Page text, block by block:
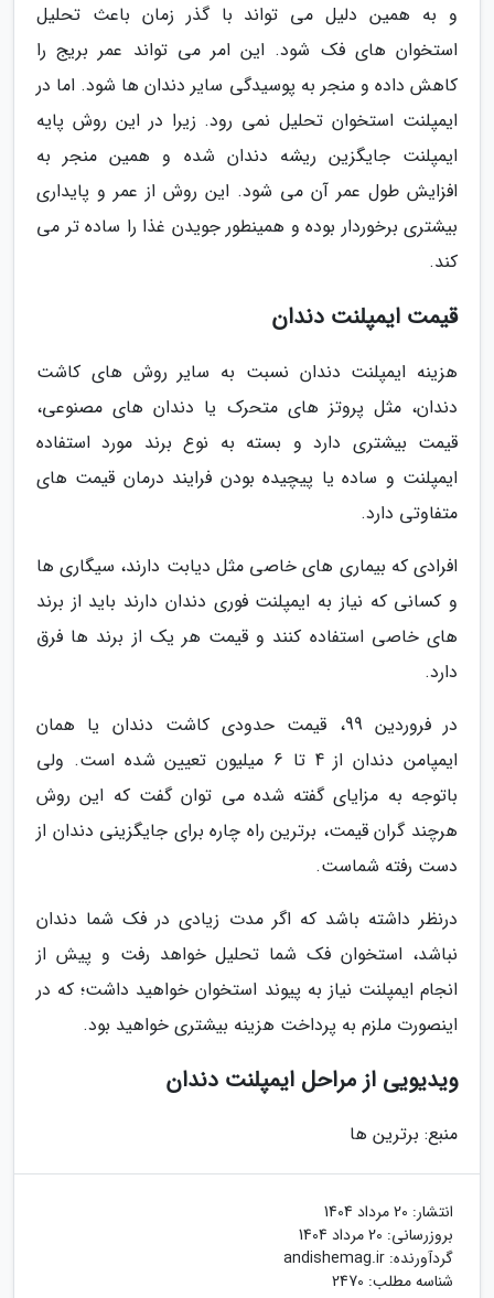
و به همین دلیل می تواند با گذر زمان باعث تحلیل
استخوان های فک شود. این امر می تواند عمر بریج را
کاهش داده و منجر به پوسیدگی سایر دندان ها شود. اما در
ایمپلنت استخوان تحلیل نمی رود. زیرا در این روش پایه
ایمپلنت جایگزین ریشه دندان شده و همین منجر به
افزایش طول عمر آن می شود. این روش از عمر و پایداری
بیشتری برخوردار بوده و همینطور جویدن غذا را ساده تر می
کند.
قیمت ایمپلنت دندان
هزینه ایمپلنت دندان نسبت به سایر روش های کاشت
دندان، مثل پروتز های متحرک یا دندان های مصنوعی،
قیمت بیشتری دارد و بسته به نوع برند مورد استفاده
ایمپلنت و ساده یا پیچیده بودن فرایند درمان قیمت های
متفاوتی دارد.
افرادی که بیماری های خاصی مثل دیابت دارند، سیگاری ها
و کسانی که نیاز به ایمپلنت فوری دندان دارند باید از برند
های خاصی استفاده کنند و قیمت هر یک از برند ها فرق
دارد.
در فروردین 99، قیمت حدودی کاشت دندان یا همان
ایمپامن دندان از 4 تا 6 میلیون تعیین شده است. ولی
باتوجه به مزایای گفته شده می توان گفت که این روش
هرچند گران قیمت، برترین راه چاره برای جایگزینی دندان از
دست رفته شماست.
درنظر داشته باشد که اگر مدت زیادی در فک شما دندان
نباشد، استخوان فک شما تحلیل خواهد رفت و پیش از
انجام ایمپلنت نیاز به پیوند استخوان خواهید داشت؛ که در
اینصورت ملزم به پرداخت هزینه بیشتری خواهید بود.
ویدیویی از مراحل ایمپلنت دندان
منبع: برترین ها
انتشار: 20 مرداد 1404
بروزرسانی: 20 مرداد 1404
گردآورنده: andishemag.ir
شناسه مطلب: 2470